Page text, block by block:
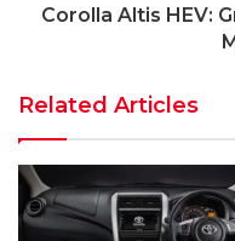
Corolla Altis HEV:
Related Articles